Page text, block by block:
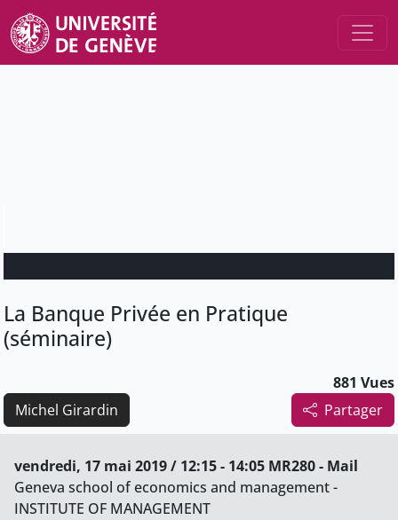
La Banque Privée en Pratique
(séminaire)
881 Vues
Partager
Michel Girardin
vendredi, 17 mai 2019 / 12:15 - 14:05 MR280 - Mail
Geneva school of economics and management -
INSTITUTE OF MANAGEMENT